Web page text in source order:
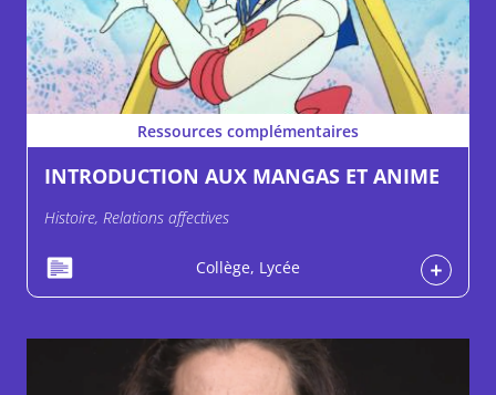
Ressources complémentaires
INTRODUCTION AUX MANGAS ET ANIME
Histoire, Relations affectives
Collège, Lycée